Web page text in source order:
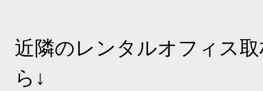
近隣のレンタルオフィス
ら↓